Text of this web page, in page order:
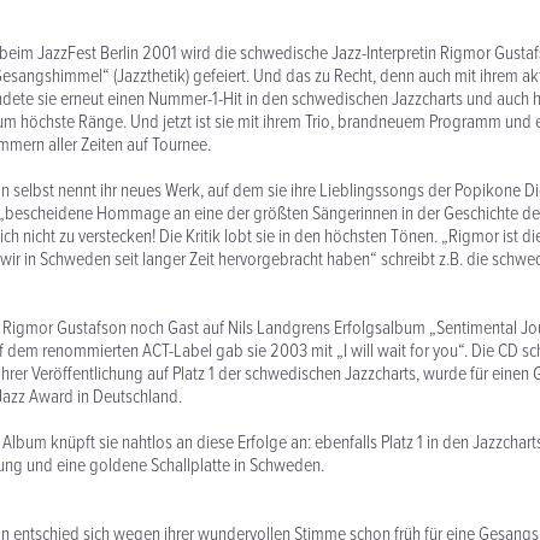
JazzFest Berlin 2001 wird die schwedische Jazz-Interpretin Rigmor
(Jazzthetik) gefeiert. Und das zu Recht, denn auch mit ihrem
sie erneut einen Nummer-1-Hit in den schwedischen Jazzcharts und auch
höchste Ränge. Und jetzt ist sie mit ihrem Trio, brandneuem Programm und
aller Zeiten auf Tournee.
selbst nennt ihr neues Werk, auf dem sie ihre Lieblingssongs der Popikone
Hommage an eine der größten Sängerinnen in der Geschichte
nicht zu verstecken! Die Kritik lobt sie in den höchsten Tönen. „Rigmor ist
in Schweden seit langer Zeit hervorgebracht haben“ schreibt z.B. die
Gustafson noch Gast auf Nils Landgrens Erfolgsalbum „Sentimental
renommierten ACT-Label gab sie 2003 mit „I will wait for you“. Die CD
Veröffentlichung auf Platz 1 der schwedischen Jazzcharts, wurde für einen
Award in Deutschland.
knüpft sie nahtlos an diese Erfolge an: ebenfalls Platz 1 in den
und eine goldene Schallplatte in Schweden.
entschied sich wegen ihrer wundervollen Stimme schon früh für eine